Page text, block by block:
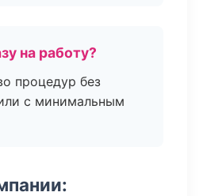
на работу?
процедур без
с минимальным